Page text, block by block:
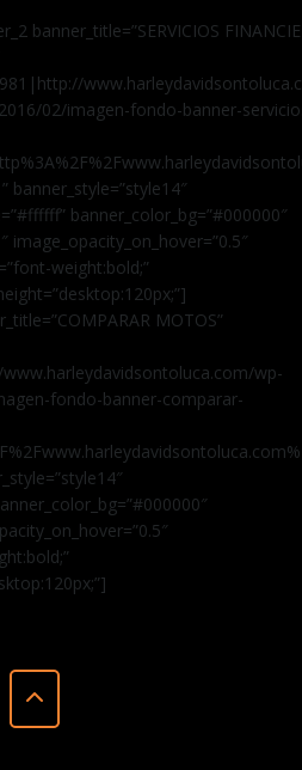
banner_title=”SERVICIOS
02/imagen-fondo-banner-
banner_color_bg=”#000000″
image_opacity_on_hover=”0.5″
weight:bold;”
MOTOS”
wp-
fondo-banner-comparar-